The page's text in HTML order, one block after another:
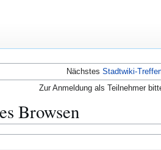
Nächstes Stadtwiki-
Zur Anmeldung als Teilnehmer
Browsen